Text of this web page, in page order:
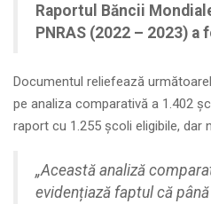
Raportul Băncii
PNRAS (2022 – 2023)
Documentul reliefează
pe analiza comparativă a 1.402
raport cu 1.255 școli eligibile, dar
„Această analiză
evidențiază faptul că